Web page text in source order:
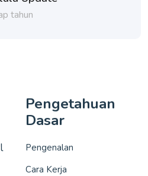
tahun
Pengetahuan
Dasar
Pengenalan
Cara Kerja